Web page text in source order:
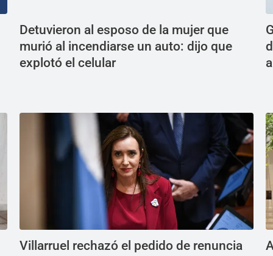
Detuvieron al esposo de la mujer que
murió al incendiarse un auto: dijo que
explotó el celular
Villarruel rechazó el pedido de renuncia